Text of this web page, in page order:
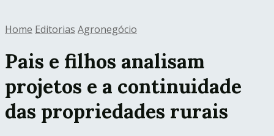
Home Editorias Agronegócio
Pais e filhos analisam
projetos e a continuidade
das propriedades rurais